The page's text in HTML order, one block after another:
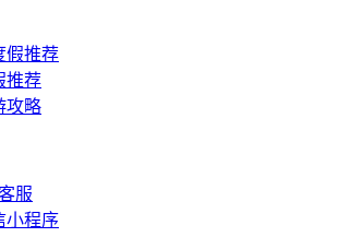
假推荐
推荐
攻略
服
小程序